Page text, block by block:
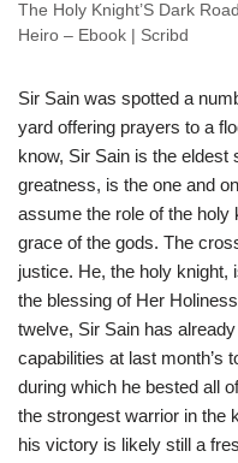
The Holy Knight’S Dark
Heiro – Ebook | Scribd
Sir Sain was spotted a
yard offering prayers to a
know, Sir Sain is the eldest
greatness, is the one and
assume the role of the holy
grace of the gods. The
justice. He, the holy knight,
the blessing of Her
twelve, Sir Sain has
capabilities at last
during which he bested all
the strongest warrior in the
his victory is likely still a